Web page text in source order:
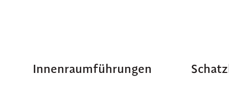
Innenraumführungen